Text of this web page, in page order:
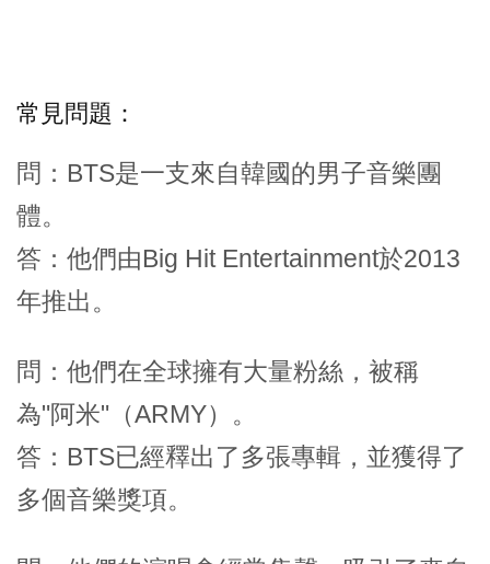
常見問題：
問：BTS是一支來自韓國的男子音樂團
體。
答：他們由Big Hit Entertainment於2013
年推出。
問：他們在全球擁有大量粉絲，被稱
為"阿米"（ARMY）。
答：BTS已經釋出了多張專輯，並獲得了
多個音樂獎項。